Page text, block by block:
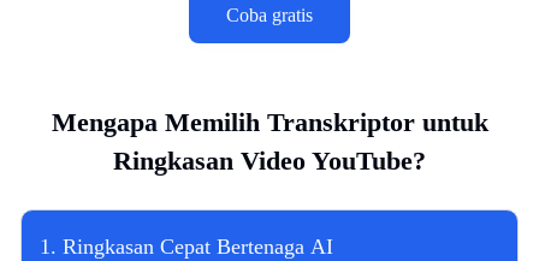
Coba gratis
Mengapa Memilih Transkriptor untuk
Ringkasan Video YouTube?
1. Ringkasan Cepat Bertenaga AI